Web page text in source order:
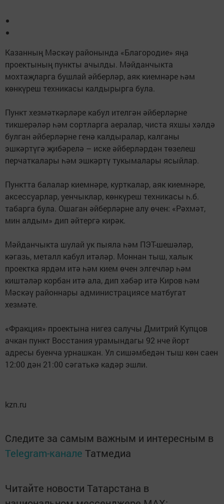
Казанның Мәскәү районында «Благородие» яңа
проектының пункты ачылды. Мәйданчыкта
мохтаҗларга бушлай әйберләр, аяк киемнәре һәм
көнкүреш техникасы калдырырга була.
Пункт хезмәткәрләре кабул ителгән әйберләрне
тикшерәләр һәм сортларга аералар, чиста яхшы хәлдә
булган әйберләрне генә калдыралар, калганы
эшкәртүгә җибәрелә – иске әйберләрдән төзелеш
перчаткалары һәм эшкәртү тукымалары ясыйлар.
Пунктта балалар киемнәре, курткалар, аяк киемнәре,
аксессуарлар, уенчыклар, көнкүреш техникасы һ.б.
табарга була. Ошаган әйберләрне алу өчен: «Рәхмәт,
мин алдым» дип әйтергә кирәк.
Мәйданчыкта шулай ук пыяла һәм ПЭТ-шешәләр,
кәгазь, металл кабул итәләр. Моннан тыш, халык
проектка ярдәм итә һәм кием өчен элгечләр һәм
киштәләр корбан итә ала, дип хәбәр итә Киров һәм
Мәскәү районнары администрациясе матбугат
хезмәте.
«Фракция» проектына нигез салучы Дмитрий Купцов
ачкан пункт Восстания урамындагы 92 нче йорт
адресы буенча урнашкан. Ул сишәмбедән тыш көн саен
12:00 дән 21:00 сәгатькә кадәр эшли.
kzn.ru
Следите за самым важным и интересным в
Telegram-канале Татмедиа
Читайте новости Татарстана в